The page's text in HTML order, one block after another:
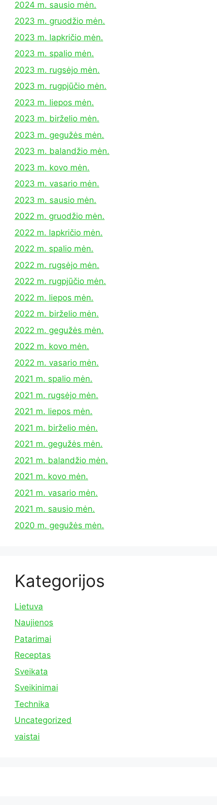
2024 m. sausio mėn.
2023 m. gruodžio mėn.
2023 m. lapkričio mėn.
2023 m. spalio mėn.
2023 m. rugsėjo mėn.
2023 m. rugpjūčio mėn.
2023 m. liepos mėn.
2023 m. birželio mėn.
2023 m. gegužės mėn.
2023 m. balandžio mėn.
2023 m. kovo mėn.
2023 m. vasario mėn.
2023 m. sausio mėn.
2022 m. gruodžio mėn.
2022 m. lapkričio mėn.
2022 m. spalio mėn.
2022 m. rugsėjo mėn.
2022 m. rugpjūčio mėn.
2022 m. liepos mėn.
2022 m. birželio mėn.
2022 m. gegužės mėn.
2022 m. kovo mėn.
2022 m. vasario mėn.
2021 m. spalio mėn.
2021 m. rugsėjo mėn.
2021 m. liepos mėn.
2021 m. birželio mėn.
2021 m. gegužės mėn.
2021 m. balandžio mėn.
2021 m. kovo mėn.
2021 m. vasario mėn.
2021 m. sausio mėn.
2020 m. gegužės mėn.
Kategorijos
Lietuva
Naujienos
Patarimai
Receptas
Sveikata
Sveikinimai
Technika
Uncategorized
vaistai